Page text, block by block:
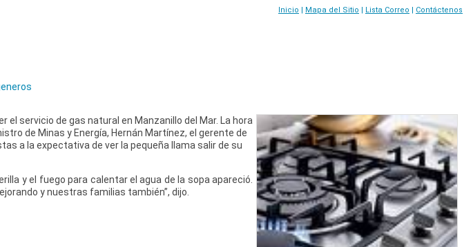
Inicio | Mapa del Sitio | Lista Correo | Contáctenos
servicio de gas natural en Manzanillo del Mar. La hora
de Minas y Energía, Hernán Martínez, el gerente de
a la expectativa de ver la pequeña llama salir de su
y el fuego para calentar el agua de la sopa apareció.
y nuestras familias también”, dijo.